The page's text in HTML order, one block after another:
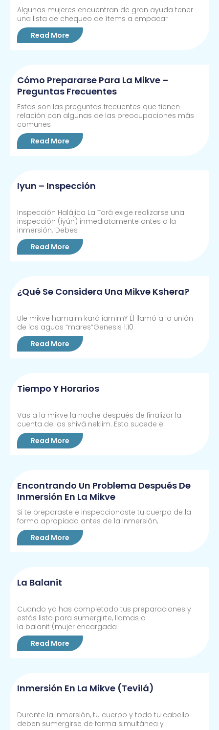
Algunas mujeres encuentran de gran ayuda tener
una lista de chequeo de ítems a empacar
Read More
Cómo Prepararse Para La Mikve –
Preguntas Frecuentes
Estas son las preguntas frecuentes que tienen
relación con algunas de las preocupaciones más
comunes
Read More
Iyun – Inspección
Inspección Halájica La Torá exige realizarse una
inspección (iyún) inmediatamente antes a la
inmersión. Debes
Read More
¿Qué Se Considera Una Mikve Kshera?
Ule mikve hamaim kará iamimY Él llamó a la unión
de las aguas “mares”Genesis 1:10
Read More
Tiempo Y Horarios
Vas a la mikve la noche después de finalizar la
cuenta de los shivá nekiim. Esto sucede el
Read More
Encontrando Un Problema Después De
Inmersión En La Mikve
Si te preparaste e inspeccionaste tu cuerpo de la
forma apropiada antes de la inmersión,
Read More
La Balanit
Cuando ya has completado tus preparaciones y
estás lista para sumergirte, llamas a
la balanit (mujer encargada
Read More
Inmersión En La Mikve (tevilá)
Durante la inmersión, tu cuerpo y todo tu cabello
deben sumergirse de forma simultánea y